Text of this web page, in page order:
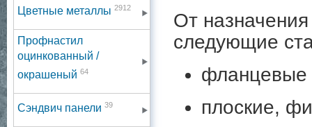
Цветные металлы 2912
Профнастил
оцинкованный /
окрашеный 64
Сэндвич панели 39
От
следующие
плоские,